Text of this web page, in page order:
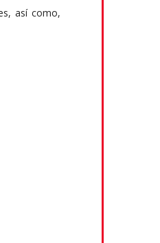
así como,